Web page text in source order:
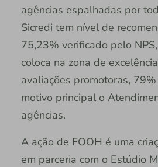
agências espalhadas por
Sicredi tem nível de
75,23% verificado pelo
coloca na zona de
avaliações promotoras,
motivo principal o
agências.
A ação de FOOH é uma
em parceria com o Estúdio